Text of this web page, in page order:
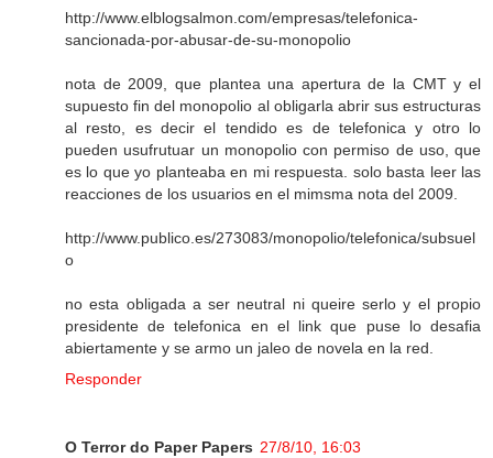
http://www.elblogsalmon.com/empresas/telefonica-
sancionada-por-abusar-de-su-monopolio
nota de 2009, que plantea una apertura de la CMT y el
supuesto fin del monopolio al obligarla abrir sus estructuras
al resto, es decir el tendido es de telefonica y otro lo
pueden usufrutuar un monopolio con permiso de uso, que
es lo que yo planteaba en mi respuesta. solo basta leer las
reacciones de los usuarios en el mimsma nota del 2009.
http://www.publico.es/273083/monopolio/telefonica/subsuel
o
no esta obligada a ser neutral ni queire serlo y el propio
presidente de telefonica en el link que puse lo desafia
abiertamente y se armo un jaleo de novela en la red.
Responder
O Terror do Paper Papers 27/8/10, 16:03